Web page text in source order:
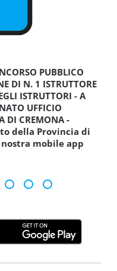
PUBBLICO
DI N. 1 ISTRUTTORE
ISTRUTTORI - A
UFFICIO
DI CREMONA -
della Provincia di
mobile app